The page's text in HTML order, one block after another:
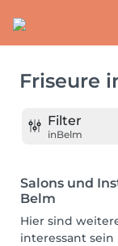
Friseure
Filter
inBelm
Salons und
Belm
Hier sind
interessant